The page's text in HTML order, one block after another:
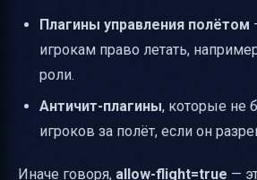
Плагины управления полётом
игрокам право летать,
роли.
Античит-плагины, которые не
игроков за полёт, если он
Иначе говоря, allow-flight=true —